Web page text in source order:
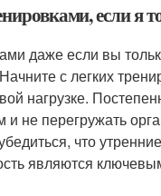
если я
даже если вы
с легких
нагрузке.
и не перегружать
что
являются